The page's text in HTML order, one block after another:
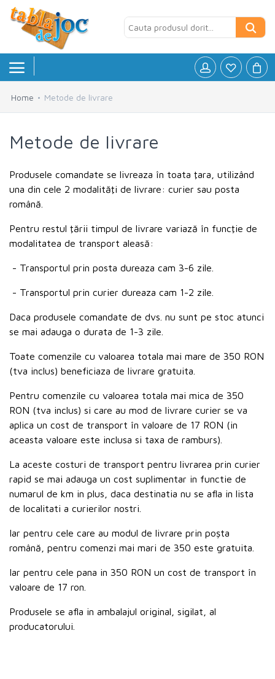
Jocuri logice
Puzzle »
Accesorii »
Home Metode de livrare
Metode de livrare
Produsele comandate se livreaza în toata ţara, utilizând
una din cele 2 modalităţi de livrare: curier sau posta
română.
Pentru restul ţării timpul de livrare variază în funcţie de
modalitatea de transport aleasă:
- Transportul prin posta dureaza cam 3-6 zile.
- Transportul prin curier dureaza cam 1-2 zile.
Daca produsele comandate de dvs. nu sunt pe stoc atunci
se mai adauga o durata de 1-3 zile.
Toate comenzile cu valoarea totala mai mare de 350 RON
(tva inclus) beneficiaza de livrare gratuita.
Pentru comenzile cu valoarea totala mai mica de 350
RON (tva inclus) si care au mod de livrare curier se va
aplica un cost de transport în valoare de 17 RON (in
aceasta valoare este inclusa si taxa de ramburs).
La aceste costuri de transport pentru livrarea prin curier
rapid se mai adauga un cost suplimentar in functie de
numarul de km in plus, daca destinatia nu se afla in lista
de localitati a curierilor nostri.
Iar pentru cele care au modul de livrare prin poşta
română, pentru comenzi mai mari de 350 este gratuita.
Iar pentru cele pana in 350 RON un cost de transport în
valoare de 17 ron.
Produsele se afla in ambalajul original, sigilat, al
producatorului.